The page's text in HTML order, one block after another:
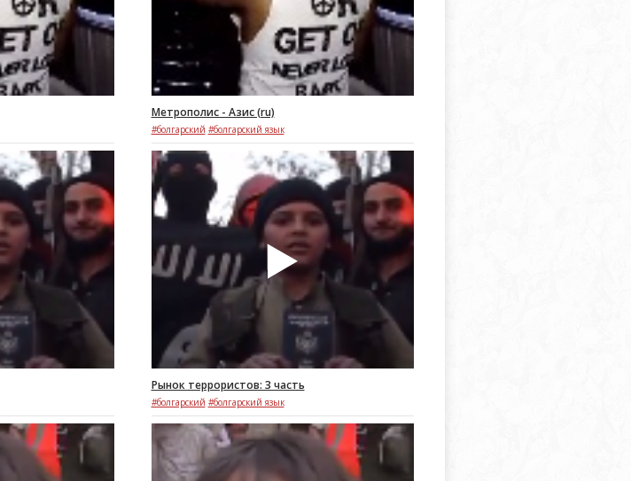
Метрополис - Азис (ru)
#болгарский #болгарский язык
Рынок террористов: 3 часть
#болгарский #болгарский язык